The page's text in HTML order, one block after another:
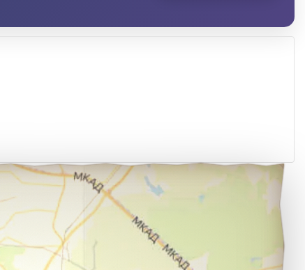
в город поселок Кабардинка.